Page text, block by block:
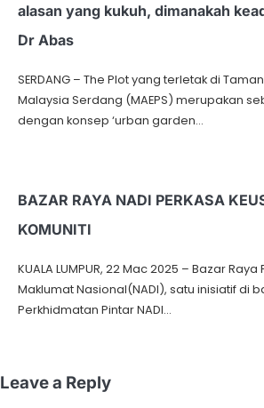
alasan yang kukuh, dimanakah
Dr Abas
SERDANG – The Plot yang terletak di
Malaysia Serdang (MAEPS) merupakan
dengan konsep ‘urban garden…
BAZAR RAYA NADI PERKASA
KOMUNITI
KUALA LUMPUR, 22 Mac 2025 – Bazar
Maklumat Nasional(NADI), satu inisiatif di
Perkhidmatan Pintar NADI…
Leave a Reply